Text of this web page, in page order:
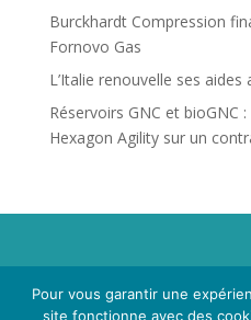
Burckhardt Compression
Fornovo Gas
L’Italie renouvelle ses
Réservoirs GNC et bioGNC
Hexagon Agility sur un
Propriété de Territoire
Mentions Légaleset
Pour vous garantir une
site fonctionne avec des